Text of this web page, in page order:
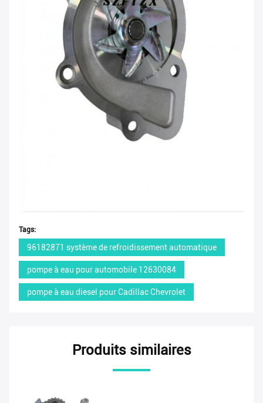
Tags:
96182871 système de refroidissement automatique
pompe à eau pour automobile 12630084
pompe à eau diesel pour Cadillac Chevrolet
Produits similaires